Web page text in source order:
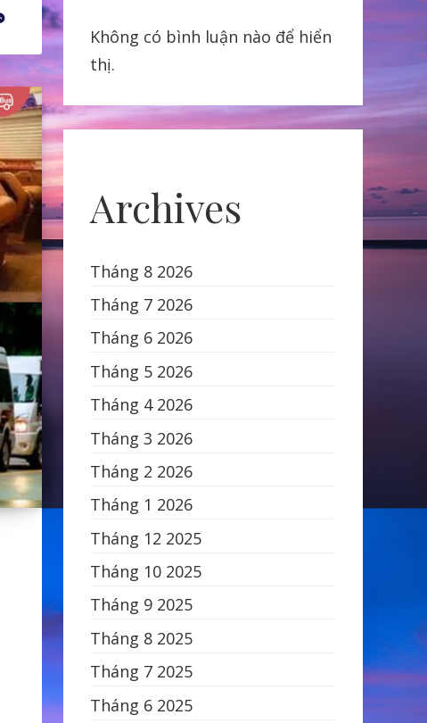
Không có bình luận nào để hiển
thị.
Archives
Tháng 8 2026
Tháng 7 2026
Tháng 6 2026
Tháng 5 2026
Tháng 4 2026
Tháng 3 2026
Tháng 2 2026
Tháng 1 2026
Tháng 12 2025
Tháng 10 2025
Tháng 9 2025
Tháng 8 2025
Tháng 7 2025
Tháng 6 2025